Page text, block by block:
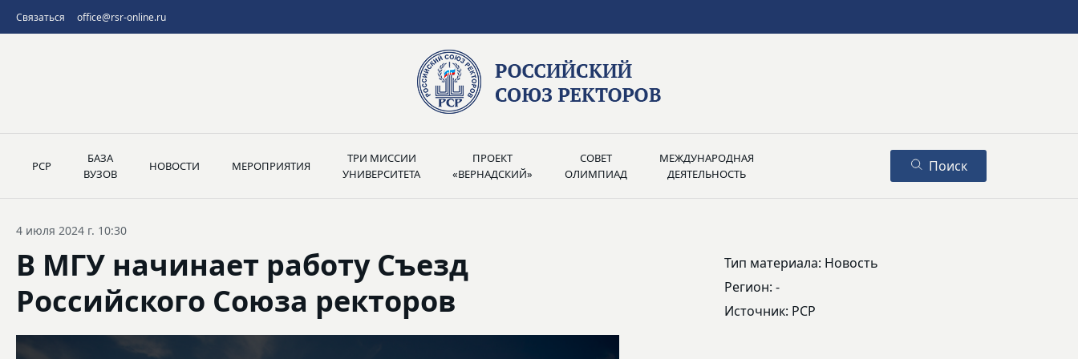
Связаться office@rsr-online.ru
РСР
БАЗА
ВУЗОВ
НОВОСТИ МЕРОПРИЯТИЯ
ТРИ МИССИИ
УНИВЕРСИТЕТА
ПРОЕКТ
«ВЕРНАДСКИЙ»
СОВЕТ
ОЛИМПИАД
МЕЖДУНАРОДНАЯ
ДЕЯТЕЛЬНОСТЬ
Поиск
4 июля 2024 г. 10:30
В МГУ начинает работу Съезд
Российского Союза ректоров
Тип материала: Новость
Регион: -
Источник: РСР